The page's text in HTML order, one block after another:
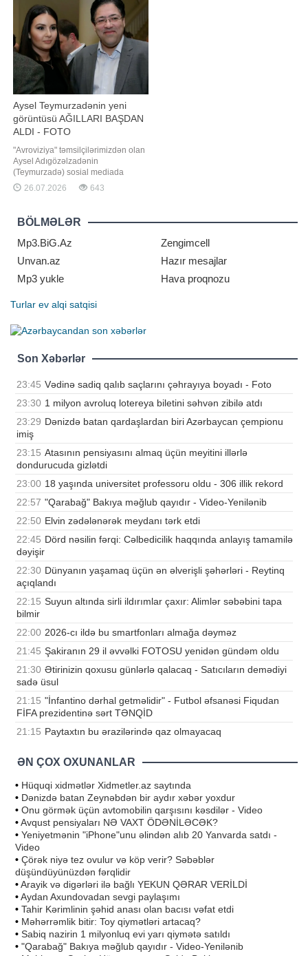
şikayətlənib: "Əgər Batumiyə
getməyi planlaşdırırsınızsa, xüsusil
Aysel Teymurzadənin yeni
görüntüsü AĞILLARI BAŞDAN
ALDI - FOTO
"Avroviziya" təmsilçilərimizdən olan
Aysel Adıgözəlzadənin
(Teymurzadə) sosial mediada
paylaşımı ilə maraq doğurub. xəbər
verir ki, ifaçı yeni görüntülərini
Aysel dərin yarıqlı ağ libasda göz
oxşayıb. Zərifliyi və gözəlliyi ilə
diqqət çəkən sənətçinin paylaşımın
26.07.2026 643
BÖLMƏLƏR
Mp3.BiG.Az
Zengimcell
Unvan.az
Hazır mesajlar
Mp3 yukle
Hava proqnozu
Turlar ev alqi satqisi
Son Xəbərlər
23:45 Vədinə sadiq qalıb saçlarını çəhrayıya boyadı - Foto
23:30 1 milyon avroluq lotereya biletini səhvən zibilə atdı
23:29 Dənizdə batan qardaşlardan biri Azərbaycan çempionu
imiş
23:15 Atasının pensiyasını almaq üçün meyitini illərlə
dondurucuda gizlətdi
23:00 18 yaşında universitet professoru oldu - 306 illik rekord
22:57 "Qarabağ" Bakıya məğlub qayıdır - Video-Yenilənib
22:50 Elvin zədələnərək meydanı tərk etdi
22:45 Dörd nəsilin fərqi: Cəlbedicilik haqqında anlayış tamamilə
dəyişir
22:30 Dünyanın yaşamaq üçün ən əlverişli şəhərləri - Reytinq
açıqlandı
22:15 Suyun altında sirli ildırımlar çaxır: Alimlər səbəbini tapa
bilmir
22:00 2026-cı ildə bu smartfonları almağa dəyməz
21:45 Şakiranın 29 il əvvəlki FOTOSU yenidən gündəm oldu
21:30 Ətirinizin qoxusu günlərlə qalacaq - Satıcıların demədiyi
sadə üsul
21:15 "İnfantino dərhal getməlidir" - Futbol əfsanəsi Fiqudan
FİFA prezidentinə sərt TƏNQİD
21:15 Paytaxtın bu ərazilərində qaz olmayacaq
ƏN ÇOX OXUNANLAR
• Hüquqi xidmətlər Xidmetler.az saytında
• Dənizdə batan Zeynəbdən bir aydır xəbər yoxdur
• Onu görmək üçün avtomobilin qarşısını kəsdilər - Video
•Avqust pensiyaları NƏ VAXT ÖDƏNİLƏCƏK?
• Yeniyetmənin "iPhone"unu əlindən alıb 20 Yanvarda satdı -
Video
• Çörək niyə tez ovulur və köp verir? Səbəblər
düşündüyünüzdən fərqlidir
•Arayik və digərləri ilə bağlı YEKUN QƏRAR VERİLDİ
•Aydan Axundovadan sevgi paylaşımı
• Tahir Kərimlinin şəhid anası olan bacısı vəfat etdi
• Məhərrəmlik bitir: Toy qiymətləri artacaq?
• Sabiq nazirin 1 milyonluq evi yarı qiymətə satıldı
• "Qarabağ" Bakıya məğlub qayıdır - Video-Yenilənib